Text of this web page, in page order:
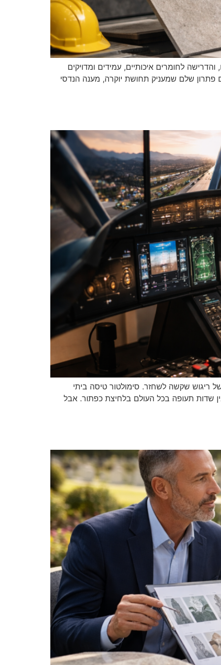
לחומרים איכותיים, עמידים ומדויקים
פתרון שלם שמעניק תחושת יוקרה, מענה הנדסי
ריגוש שקשה לשחזר. סימולטור טיסה ביתי
שדות תעופה בכל העולם בלחיצת כפתור. אבל